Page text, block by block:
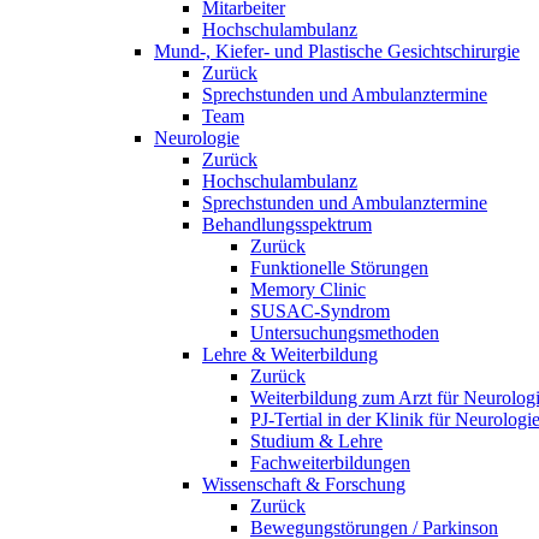
Mitarbeiter
Hochschulambulanz
Mund-, Kiefer- und Plastische Gesichtschirurgie
Zurück
Sprechstunden und Ambulanztermine
Team
Neurologie
Zurück
Hochschulambulanz
Sprechstunden und Ambulanztermine
Behandlungsspektrum
Zurück
Funktionelle Störungen
Memory Clinic
SUSAC-Syndrom
Untersuchungsmethoden
Lehre & Weiterbildung
Zurück
Weiterbildung zum Arzt für
PJ-Tertial in der Klinik für Neurologie
Studium & Lehre
Fachweiterbildungen
Wissenschaft & Forschung
Zurück
Bewegungstörungen / Parkinson